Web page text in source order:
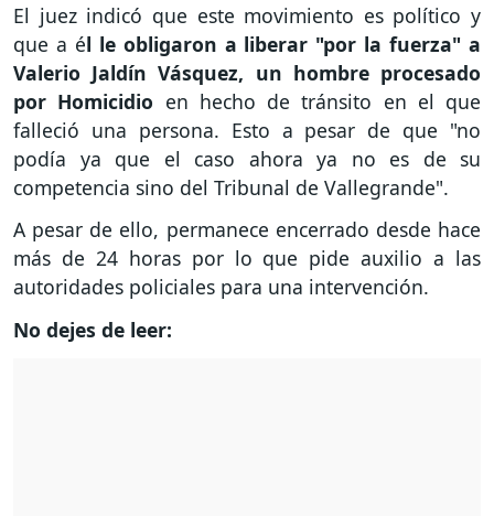
El juez indicó que este movimiento es político y
que a él le obligaron a liberar "por la fuerza" a
Valerio Jaldín Vásquez, un hombre procesado
por Homicidio en hecho de tránsito en el que
falleció una persona. Esto a pesar de que "no
podía ya que el caso ahora ya no es de su
competencia sino del Tribunal de Vallegrande".
A pesar de ello, permanece encerrado desde hace
más de 24 horas por lo que pide auxilio a las
autoridades policiales para una intervención.
No dejes de leer: